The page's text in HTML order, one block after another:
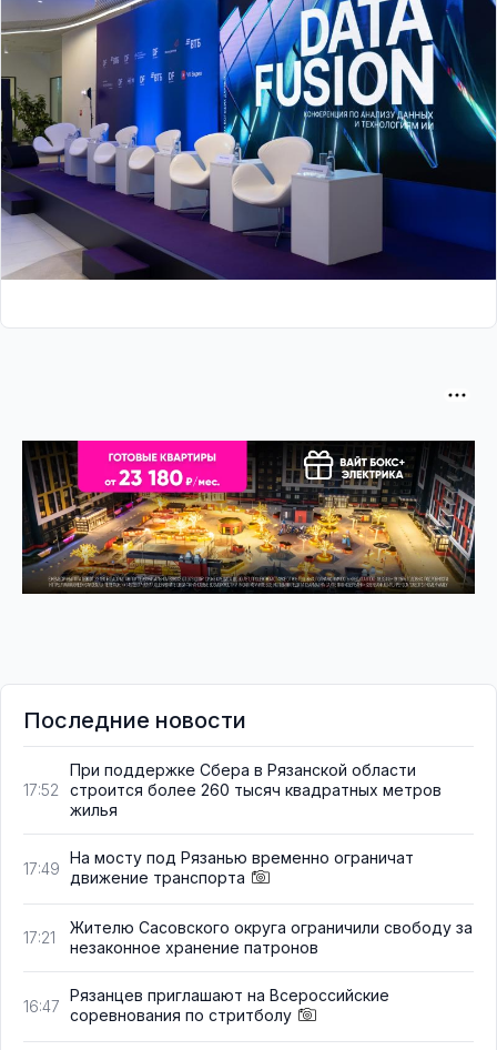
Последние новости
17:52
При поддержке Сбера в Рязанской области
строится более 260 тысяч квадратных метров
жилья
17:49
На мосту под Рязанью временно ограничат
движение транспорта
17:21
Жителю Сасовского округа ограничили свободу за
незаконное хранение патронов
16:47
Рязанцев приглашают на Всероссийские
соревнования по стритболу